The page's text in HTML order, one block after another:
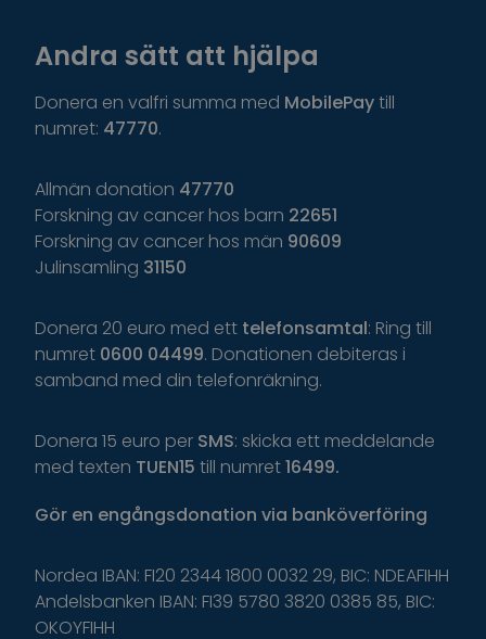
Andra sätt att hjälpa
Donera en valfri summa med MobilePaytill
numret: 47770.
Allmän donation 47770
Forskning av cancer hos barn 22651
Forskning av cancer hos män 90609
Julinsamling 31150
Donera 20 euro med ett telefonsamtal: Ring till
numret 0600 04499. Donationen debiteras i
samband med din telefonräkning.
Donera 15 euro per SMS: skicka ett meddelande
med texten TUEN15 till numret16499.
Gör en engångsdonation via banköverföring
Nordea IBAN: FI20 2344 1800 0032 29, BIC: NDEAFIHH
Andelsbanken IBAN: FI39 5780 3820 0385 85, BIC:
OKOYFIHH